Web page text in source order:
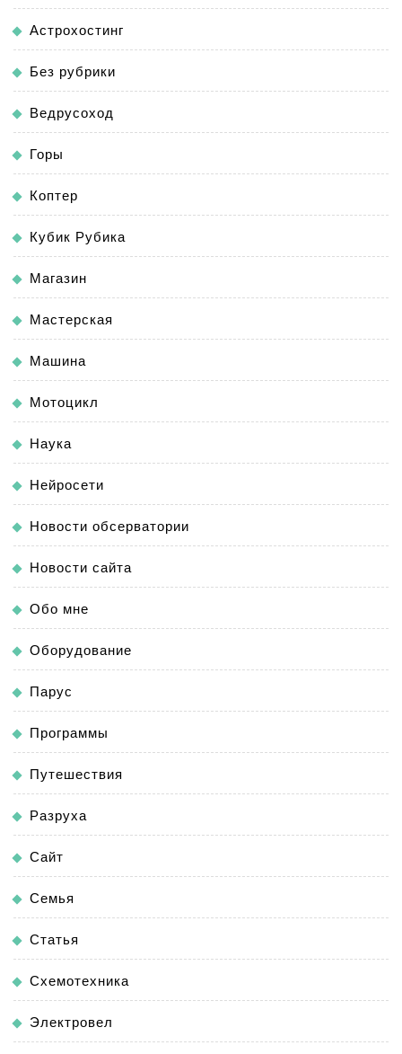
Астрохостинг
Без рубрики
Ведрусоход
Горы
Коптер
Кубик Рубика
Магазин
Мастерская
Машина
Мотоцикл
Наука
Нейросети
Новости обсерватории
Новости сайта
Обо мне
Оборудование
Парус
Программы
Путешествия
Разруха
Сайт
Семья
Статья
Схемотехника
Электровел